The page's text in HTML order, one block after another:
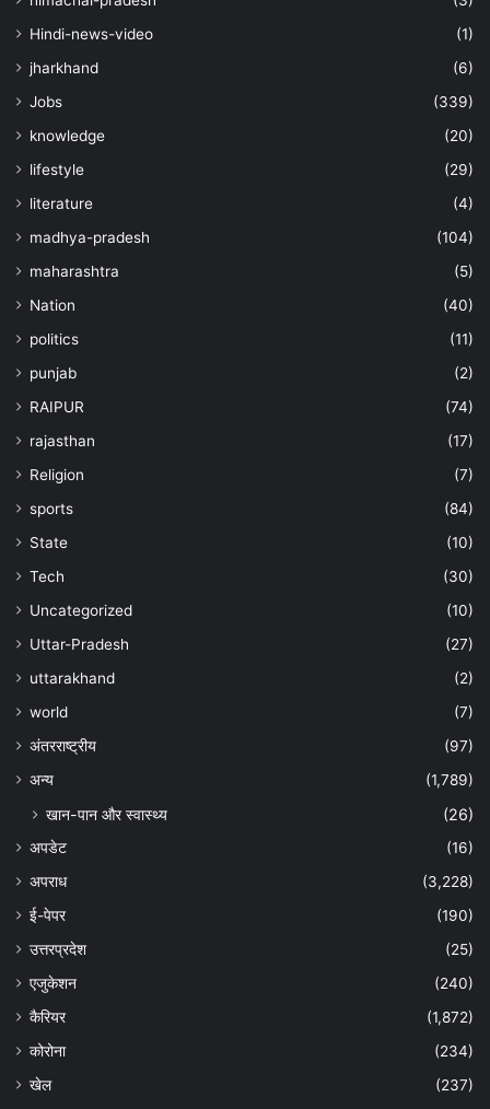
Hindi-news-video
(1)
jharkhand
(6)
Jobs
(339)
knowledge
(20)
lifestyle
(29)
literature
(4)
madhya-pradesh
(104)
maharashtra
(5)
Nation
(40)
politics
(11)
punjab
(2)
RAIPUR
(74)
rajasthan
(17)
Religion
(7)
sports
(84)
State
(10)
Tech
(30)
Uncategorized
(10)
Uttar-Pradesh
(27)
uttarakhand
(2)
world
(7)
अंतरराष्ट्रीय
(97)
अन्‍य
(1,789)
खान-पान और स्वास्थ्य (26)
अपडेट
(16)
अपराध
(3,228)
ई-पेपर
(190)
उत्तरप्रदेश
(25)
एजुकेशन
(240)
कैरियर
(1,872)
कोरोना
(234)
खेल
(237)